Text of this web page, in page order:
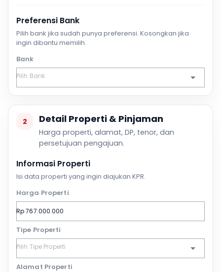
Preferensi Bank
Pilih bank jika sudah punya preferensi. Kosongkan jika
ingin dibantu memilih.
Bank
2 Detail Properti & Pinjaman
Harga properti, alamat, DP, tenor, dan
persetujuan pengajuan.
Informasi Properti
Isi data properti yang ingin diajukan KPR.
Harga Properti
Tipe Properti
Alamat Properti